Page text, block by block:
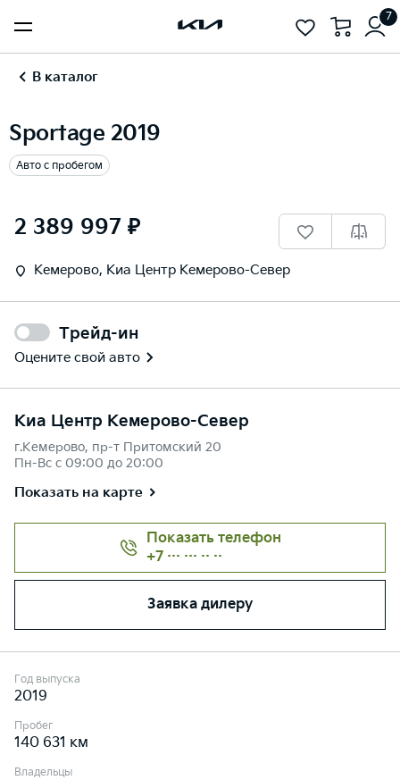
7
В каталог
Sportage 2019
Авто с пробегом
2 389 997 ₽
Кемерово, Киа Центр Кемерово-Север
Трейд-ин
Оцените свой авто
Киа Центр Кемерово-Север
г.Кемерово, пр-т Притомский 20
Пн-Вс с 09:00 до 20:00
Показать на карте
Показать телефон
+7 ··· ··· ·· ··
Заявка дилеру
Год выпуска
2019
Пробег
140 631 км
Владельцы